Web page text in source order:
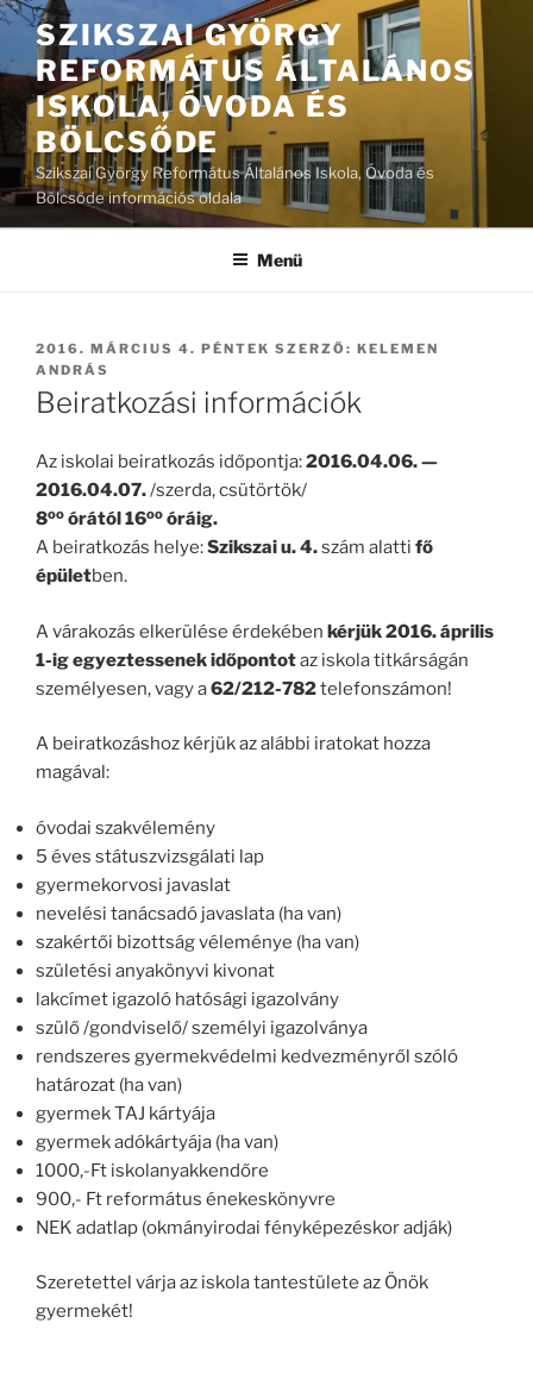
Tartalomhoz
SZIKSZAI GYÖRGY
REFORMÁTUS ÁLTALÁNOS
ISKOLA, ÓVODA ÉS
BÖLCSŐDE
Szikszai György Református Általános Iskola, Óvoda és
Bölcsőde információs oldala
Menü
BEKÜLDVE:
2016. MÁRCIUS 4. PÉNTEK SZERZŐ: KELEMEN
ANDRÁS
Beiratkozási információk
Az iskolai beiratkozás időpontja:2016.04.06. —
2016.04.07./szerda, csütörtök/
8oo órától 16oo óráig.
A beiratkozás helye:Szikszai u. 4.szám alatti fő
épületben.
A várakozás elkerülése érdekében kérjük 2016. április
1-ig egyeztessenek időpontotaz iskola titkárságán
személyesen, vagy a62/212-782telefonszámon!
A beiratkozáshoz kérjük az alábbi iratokat hozza
magával:
óvodai szakvélemény
5 éves státuszvizsgálati lap
gyermekorvosi javaslat
nevelési tanácsadó javaslata (ha van)
szakértői bizottság véleménye (ha van)
születési anyakönyvi kivonat
lakcímet igazoló hatósági igazolvány
szülő /gondviselő/ személyi igazolványa
rendszeres gyermekvédelmi kedvezményről szóló
határozat (ha van)
gyermek TAJ kártyája
gyermek adókártyája (ha van)
1000,-Ft iskolanyakkendőre
900,- Ft református énekeskönyvre
NEK adatlap (okmányirodai fényképezéskor adják)
Szeretettel várja az iskola tantestülete az Önök
gyermekét!